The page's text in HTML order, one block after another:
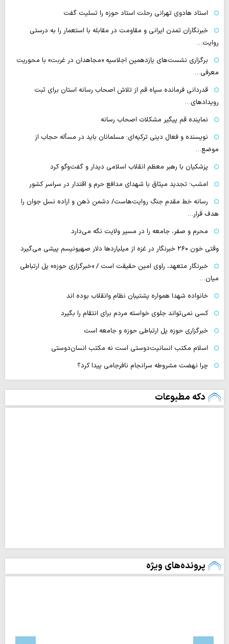
استاد هادوی تهرانی رحلت استاد حوزه را تسلیت گفت
خبرنگاران تمدن ایرانی و مقاومت در مقابله با استعمار را به درستی
روایت…
برگزاری نشست‌های یازدهمین اجلاسیه «مجاهدان در غربت» با محوریت
معرفی…
قدردانی فرمانده سپاه قم از تلاش اصحاب رسانه استان برای ثبت
رویدادهای…
نماینده قم پیگیر مشکلات اصحاب رسانه
نویسنده و فعال دینی ترکیه‌ای: مسلمانان باید در مسأله حجاب از
موضع…
پزشکیان با رهبر معظم انقلاب اسلامی دیدار و گفت‌وگو کرد
امشب؛ تجدید میثاق با شهدای مدافع حرم و اقتدار در سراسر کشور
رسانه‌ خط مقدم جنگ روایت‌هاست/ دشمن ذهن و اراده نسل جوان را
هدف قرار…
محرم و صفر، جامعه را در مسیر ولایت نگه می‌دارد
وقتی خون ۲۶۰ خبرنگار در غزه از میلیاردها دلار صهیونیسم پیشی می‌گیرد
خبرنگار متعهد، راوی امین حقیقت است / «خبرگزاری حوزه» پل ارتباطی
میان…
خانواده شهدا همواره پشتیبان نظام وانقلاب بوده اند
کسی نمی‌تواند جلوی خواسته مردم برای انتقام را بگیرد
خبرگزاری حوزه پل ارتباطی حوزه و جامعه است
اسلام مکتب انسانیت‌دوستی است نه مکتب انسان‌دوستی
چرا نهضت مشروطه سرانجام نافرجامی پیدا کرد؟
دکه مطبوعات
پرونده‌های ویژه